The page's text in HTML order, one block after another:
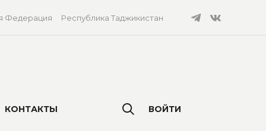
Федерация Республика Таджикистан
КОНТАКТЫ ВОЙТИ